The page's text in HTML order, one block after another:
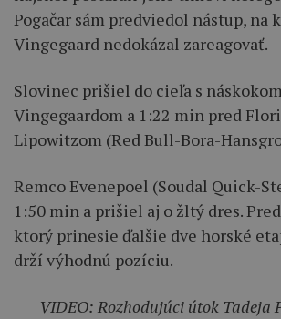
Pogačar sám predviedol nástup, na
Vingegaard nedokázal zareagovať.
Slovinec prišiel do cieľa s
Vingegaardom a 1:22 min pred
Lipowitzom (Red Bull-Bora-
Remco Evenepoel (Soudal Quick-
1:50 min a prišiel aj o žltý dres.
ktorý prinesie ďalšie dve horské
drží výhodnú pozíciu.
VIDEO: Rozhodujúci útok Tadeja